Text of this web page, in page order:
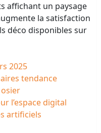
affichant un paysage
la satisfaction
déco disponibles sur
2025
tendance
l’espace digital
artificiels